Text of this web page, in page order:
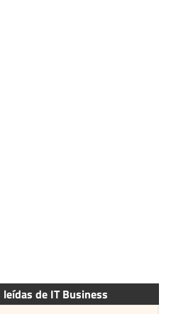
leídas de IT Business